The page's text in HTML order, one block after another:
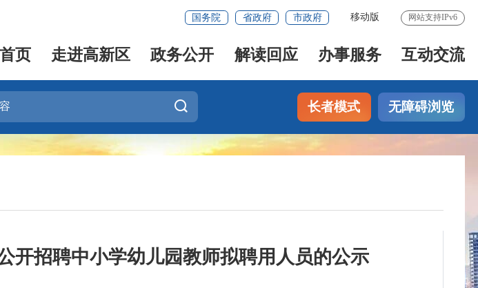
国务院 省政府 市政府 移动版 网站支持IPv6
首页 走进高新区 政务公开 解读回应 办事服务 互动交流
长者模式 无障碍浏览
开招聘中小学幼儿园教师拟聘用人员的公示